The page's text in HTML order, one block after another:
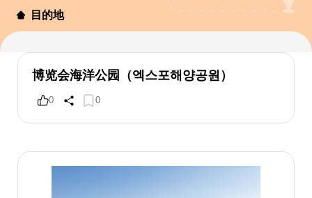
目的地
博览会海洋公园（엑스포해양공원）
0 0